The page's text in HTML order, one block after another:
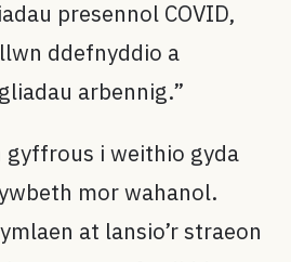
presennol COVID,
ddefnyddio a
arbennig.”
gyffrous i weithio gyda
mor wahanol.
at lansio’r straeon